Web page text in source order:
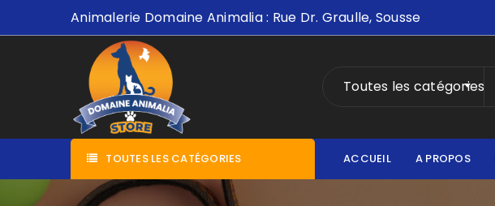
Animalerie Domaine Animalia : Rue Dr. Graulle, Sousse
Toutes les catégories
TOUTES LES CATÉGORIES ACCUEIL A PROPOS